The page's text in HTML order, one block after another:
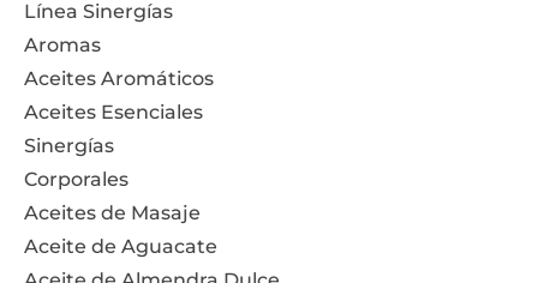
Línea Sinergías
Aromas
Aceites Aromáticos
Aceites Esenciales
Sinergías
Corporales
Aceites de Masaje
Aceite de Aguacate